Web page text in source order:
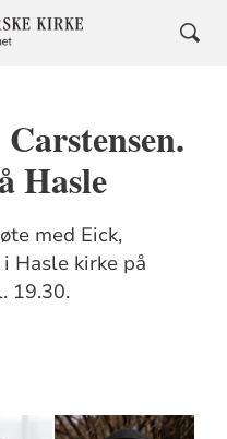
Hasle
med Eick,
Hasle kirke på
19.30.